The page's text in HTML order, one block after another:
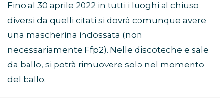
Fino al 30 aprile 2022 in tutti i luoghi al chiuso
diversi da quelli citati si dovrà comunque avere
una mascherina indossata (non
necessariamente Ffp2). Nelle discoteche e sale
da ballo, si potrà rimuovere solo nel momento
del ballo.